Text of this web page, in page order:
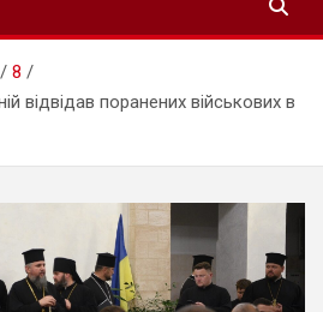
8
відвідав поранених військових в